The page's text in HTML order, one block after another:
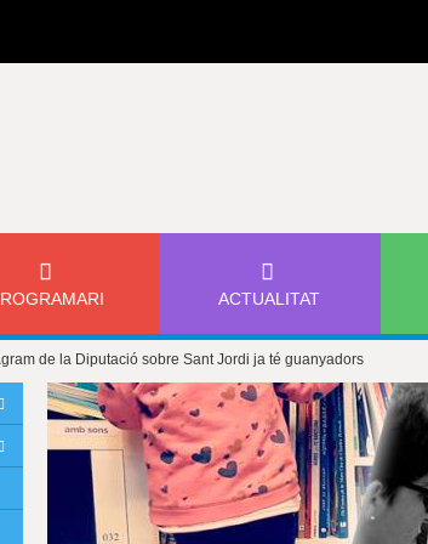
ACTUALITAT
de la Diputació sobre Sant Jordi ja té guanyadors